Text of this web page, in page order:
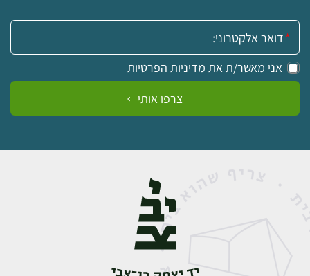
אימייל:
אני מאשר/ת את מדיניות הפרטיות
צרפו אותי